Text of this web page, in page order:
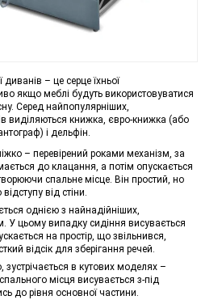
– це серце їхньої
якщо меблі будуть використовуватися
Серед найпопулярніших,
виділяються книжка, євро-книжка (або
і дельфін.
– перевірений роками механізм, за
до клацання, а потім опускається
спальне місце. Він простий, но
від стіни.
однією з найнадійніших,
У цьому випадку сидіння висувається
на простір, що звільнився,
відсік для зберігання речей.
в кутових моделях –
місця висувається з-під
до рівня основної частини.